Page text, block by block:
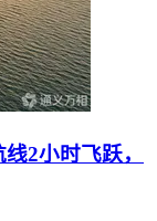
2小时飞跃，